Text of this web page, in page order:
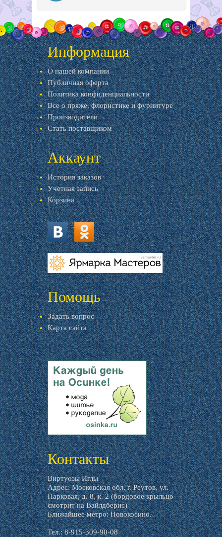
Информация
О нашей компании
Публичная оферта
Политика конфиденциальности
Все о пряже, флористике и фурнитуре
Производители
Стать поставщиком
Аккаунт
История заказов
Учетная запись
Корзина
vk.com ok.ru
livemaster.ru
Помощь
Задать вопрос
Карта сайта
livemaster.ru
Контакты
Виртуозы Иглы
Адрес: Московская обл, г. Реутов, ул.
Парковая, д. 8, к. 2 (бордовое крыльцо
смотрит на Вайлдберис)
Ближайшее метро: Новокосино.
Тел.: 8-915-309-90-08